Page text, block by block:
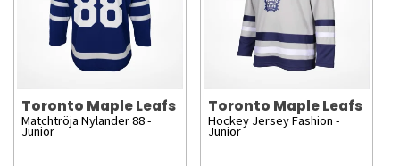
Toronto Maple Leafs
Matchtröja Nylander 88 -
Junior
Toronto Maple Leafs
Hockey Jersey Fashion -
Junior